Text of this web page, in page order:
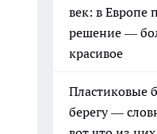
век: в Европе
решение —
красивое
Пластиковые
берегу —